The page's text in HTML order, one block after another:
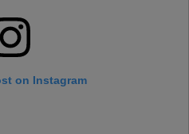
on Instagram